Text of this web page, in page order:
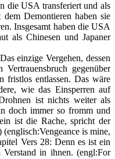
die USA transferiert und als
dem Demontieren haben sie
Insgesamt haben die USA
als Chinesen und Japaner
einzige Vergehen, dessen
gegenüber
fristlos entlassen. Das wäre
wie das Einsperren auf
ist nichts weiter als
doch immer so fromm und
ist die Rache, spricht der
is mine,
Vers 28: Denn es ist ein
in ihnen. (engl:For